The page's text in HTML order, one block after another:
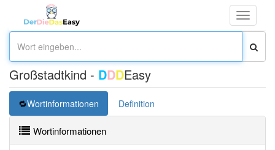
Toggle
Großstadtkind - DDDEasy
Wortinformationen Definition
Wortinformationen